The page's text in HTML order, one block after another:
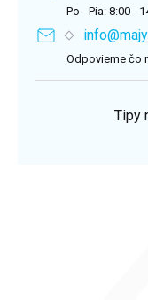
Po - Pia: 8:00 -
Odpovieme čo
Tipy